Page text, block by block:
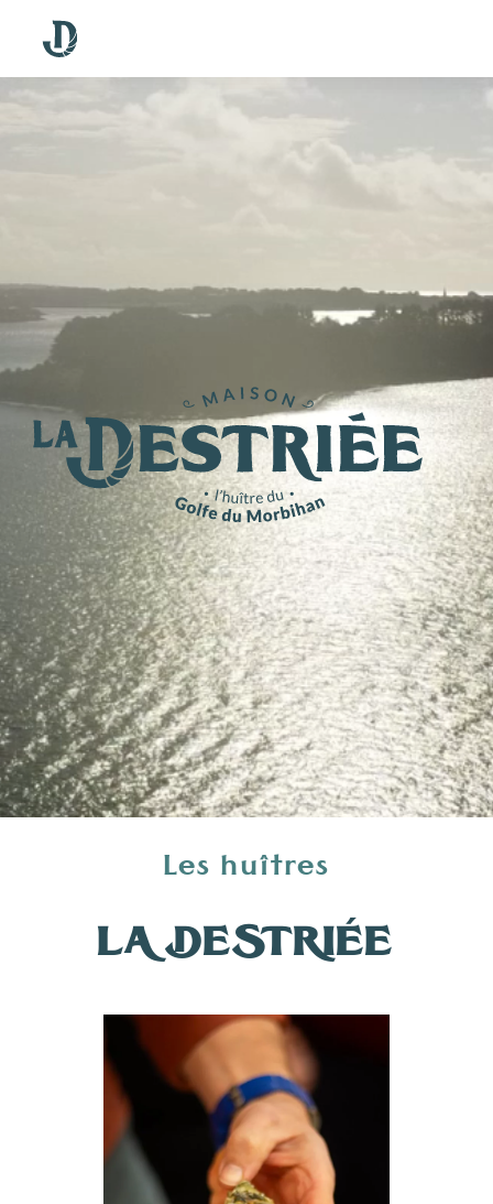
Les huîtres
LA DESTRIÉE